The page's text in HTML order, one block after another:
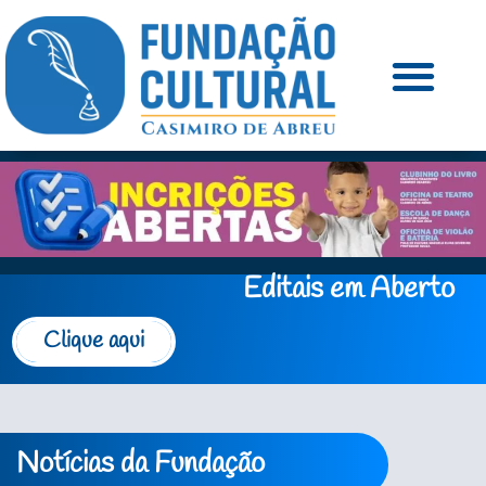
Editais em Aberto
Clique aqui
Notícias da Fundação